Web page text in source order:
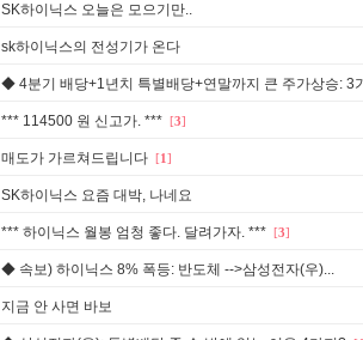
SK하이닉스 오늘은 모으기만..
sk하이닉스의 전성기가 온다
◆ 4분기 배당+1년치 특별배당+연말까지 큰 주가상승: 3
*** 114500 원 신고가. *** [3]
매도가 가르쳐드립니다 [1]
SK하이닉스 요즘 대박, 나네요
*** 하이닉스 월봉 엄청 좋다. 달려가자. *** [3]
◆ 속보) 하이닉스 8% 폭등: 반도체 -->삼성전자(우)...
지금 안 사면 바보